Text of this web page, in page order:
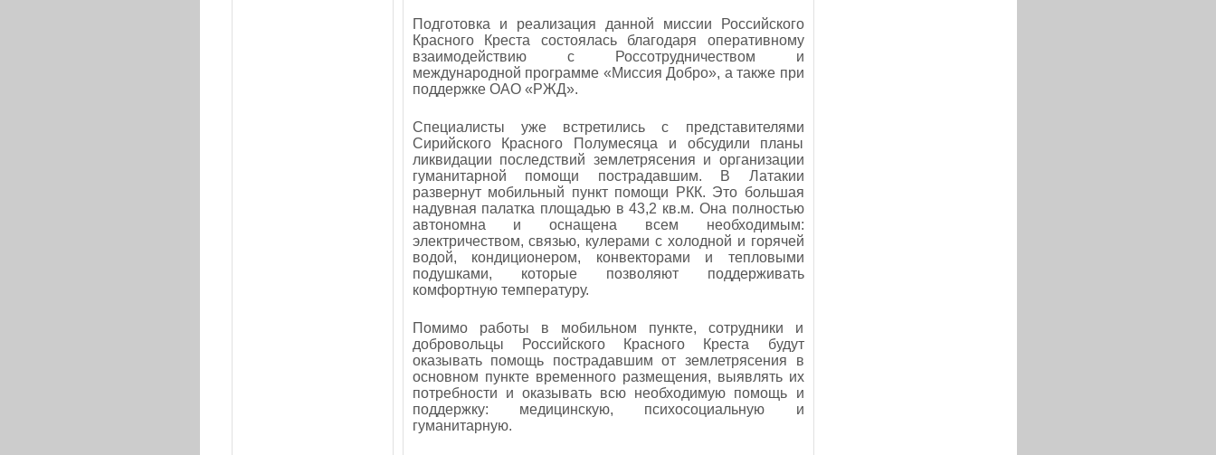
Подготовка и реализация данной миссии Российского
Красного Креста состоялась благодаря оперативному
взаимодействию с Россотрудничеством и
международной программе «Миссия Добро», а также при
поддержке ОАО «РЖД».
Специалисты уже встретились с представителями
Сирийского Красного Полумесяца и обсудили планы
ликвидации последствий землетрясения и организации
гуманитарной помощи пострадавшим. В Латакии
развернут мобильный пункт помощи РКК. Это большая
надувная палатка площадью в 43,2 кв.м. Она полностью
автономна и оснащена всем необходимым:
электричеством, связью, кулерами с холодной и горячей
водой, кондиционером, конвекторами и тепловыми
подушками, которые позволяют поддерживать
комфортную температуру.
Помимо работы в мобильном пункте, сотрудники и
добровольцы Российского Красного Креста будут
оказывать помощь пострадавшим от землетрясения в
основном пункте временного размещения, выявлять их
потребности и оказывать всю необходимую помощь и
поддержку: медицинскую, психосоциальную и
гуманитарную.